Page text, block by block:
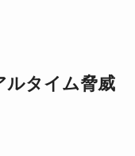
ルタイム脅威